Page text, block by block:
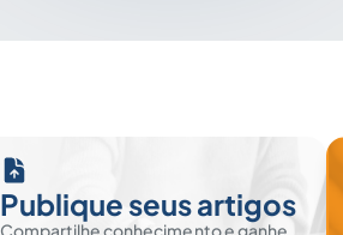
Publique seus artigos
Compartilhe conhecimento e ganhe